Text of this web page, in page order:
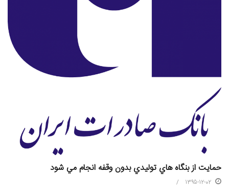
حمايت از بنگاه هاي توليدي بدون وقفه انجام مي شود
1395-12-02